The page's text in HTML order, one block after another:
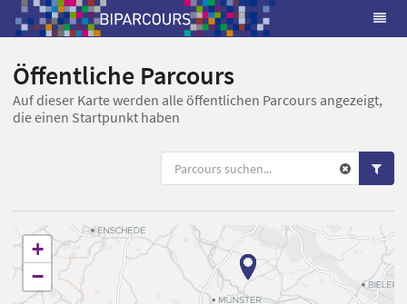
Öffentliche Parcours
Auf dieser Karte werden alle öffentlichen Parcours angezeigt,
die einen Startpunkt haben
+
−